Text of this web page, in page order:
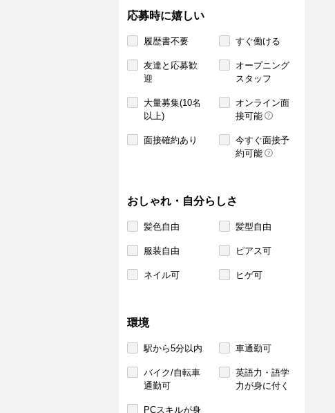
応募時に嬉しい
履歴書不要 すぐ働ける
友達と応募歓
迎
オープニング
スタッフ
大量募集(10名
以上)
オンライン面
接可能
面接確約あり
今すぐ面接予
約可能
おしゃれ・自分らしさ
髪色自由 髪型自由
服装自由 ピアス可
ネイル可 ヒゲ可
環境
駅から5分以内 車通勤可
バイク/自転車
通勤可
英語力・語学
力が身に付く
PCスキルが身